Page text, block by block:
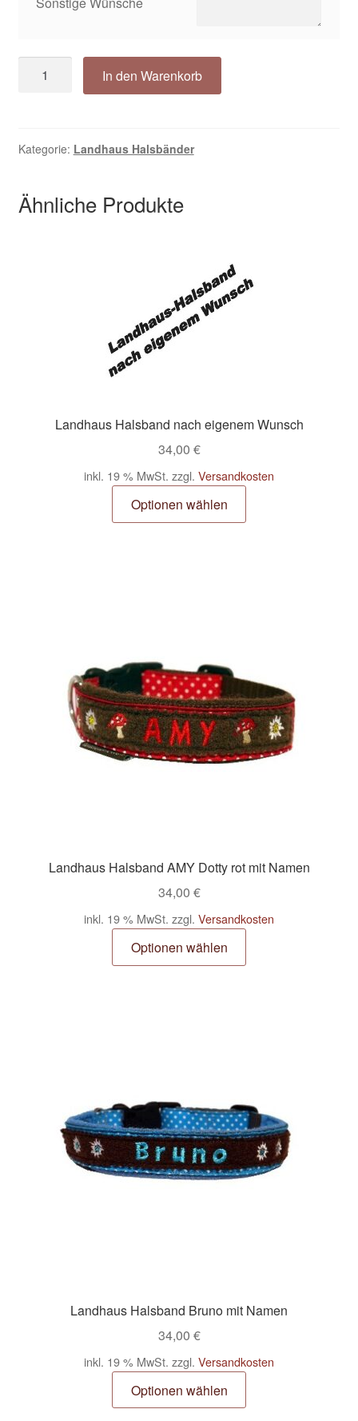
Halsband
orange
Menge
In den Warenkorb
Kategorie: Landhaus Halsbänder
Ähnliche Produkte
Landhaus Halsband nach eigenem Wunsch
34,00 €
inkl. 19 % MwSt. zzgl. Versandkosten
Optionen wählen
Landhaus Halsband AMY Dotty rot mit Namen
34,00 €
inkl. 19 % MwSt. zzgl. Versandkosten
Optionen wählen
Landhaus Halsband Bruno mit Namen
34,00 €
inkl. 19 % MwSt. zzgl. Versandkosten
Optionen wählen